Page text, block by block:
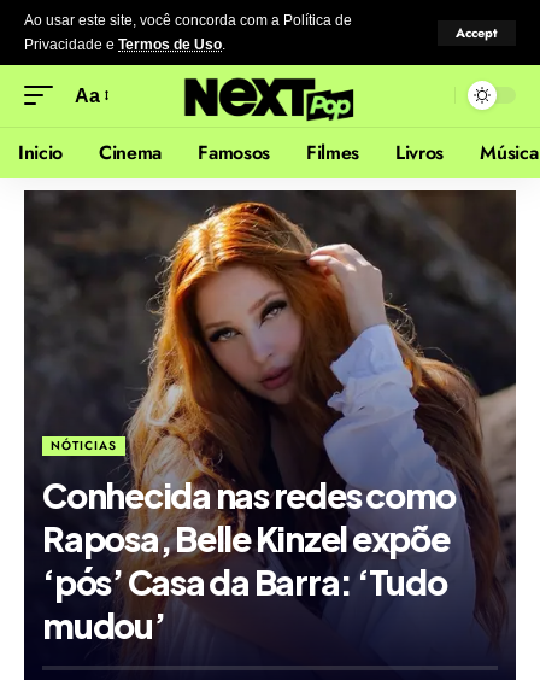
Ao usar este site, você concorda com a Política de
Privacidade e Termos de Uso.
Accept
Aa
Inicio Cinema Famosos Filmes Livros Música
NÓTICIAS
Conhecida nas redes como
Raposa, Belle Kinzel expõe
‘pós’ Casa da Barra: ‘Tudo
mudou’